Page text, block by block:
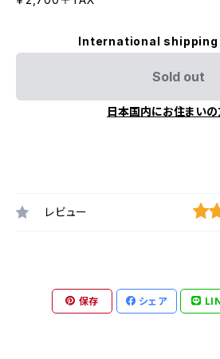
International shipping
Sold out
日本国内にお住まい
レビュー
保存 シェア